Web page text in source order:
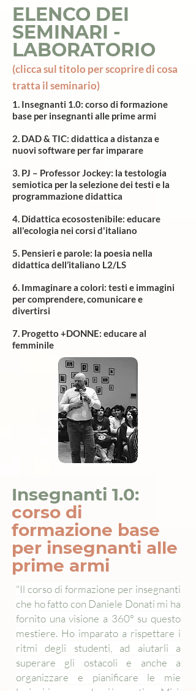
ELENCO DEI
SEMINARI -
LABORATORIO
(clicca sul titolo per scoprire di cosa
tratta il seminario)
1. Insegnanti 1.0: corso di formazione
base per insegnanti alle prime armi
2. DAD & TIC: didattica a distanza e
nuovi software per far imparare
3. PJ – Professor Jockey: la testologia
semiotica per la selezione dei testi e la
programmazione didattica
4. Didattica ecosostenibile: educare
all'ecologia nei corsi d'italiano
5. Pensieri e parole: la poesia nella
didattica dell’italiano L2/LS
6. Immaginare a colori: testi e immagini
per comprendere, comunicare e
divertirsi
7. Progetto +DONNE: educare al
femminile
Insegnanti 1.0:
corso di
formazione base
per insegnanti alle
prime armi
"Il corso di formazione per insegnanti
che ho fatto con Daniele Donati mi ha
fornito una visione a 360° su questo
mestiere. Ho imparato a rispettare i
ritmi degli studenti, ad aiutarli a
superare gli ostacoli e anche a
organizzare e pianificare le mie